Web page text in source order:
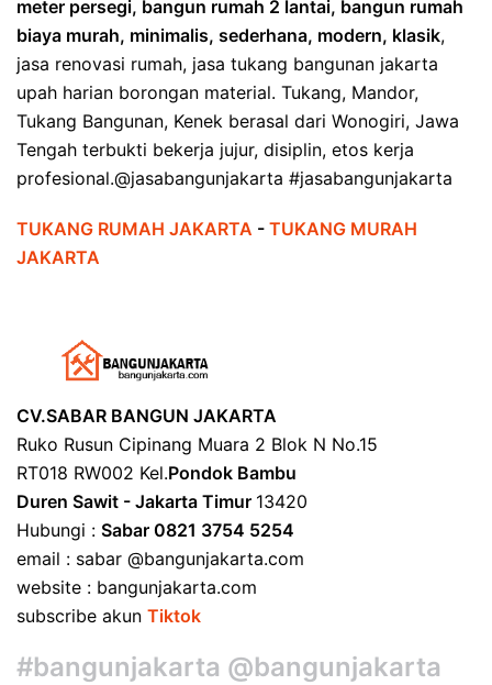
meter persegi, bangun rumah 2 lantai, bangun rumah
biaya murah, minimalis, sederhana, modern, klasik,
jasa renovasi rumah, jasa tukang bangunan jakarta
upah harian borongan material. Tukang, Mandor,
Tukang Bangunan, Kenek berasal dari Wonogiri, Jawa
Tengah terbukti bekerja jujur, disiplin, etos kerja
profesional.@jasabangunjakarta #jasabangunjakarta
TUKANG RUMAH JAKARTA - TUKANG MURAH
JAKARTA
CV.SABAR BANGUN JAKARTA
Ruko Rusun Cipinang Muara 2 Blok N No.15
RT018 RW002 Kel.Pondok Bambu
Duren Sawit - Jakarta Timur 13420
Hubungi : Sabar 0821 3754 5254
email : sabar @bangunjakarta.com
website : bangunjakarta.com
subscribe akun Tiktok
#bangunjakarta @bangunjakarta